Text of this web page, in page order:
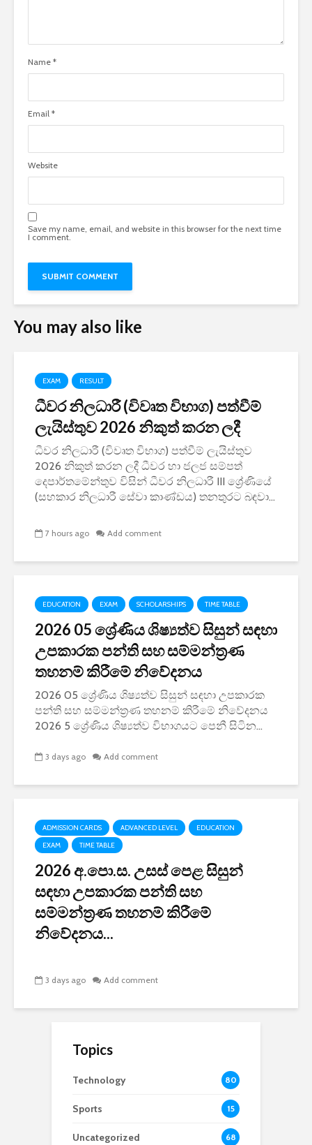
Name *
Email *
Website
Save my name, email, and website in this browser for the next time
I comment.
You may also like
EXAM RESULT
ධීවර නිලධාරී (විවෘත විභාග) පත්වීම්
ලැයිස්තුව 2026 නිකුත් කරන ලදී
ධීවර නිලධාරී (විවෘත විභාග) පත්වීම් ලැයිස්තුව
2026 නිකුත් කරන ලදී ධීවර හා ජලජ සම්පත්
දෙපාර්තමේන්තුව විසින් ධීවර නිලධාරී III ශ්‍රේණියේ
(සහකාර නිලධාරී සේවා කාණ්ඩය) තනතුරට බඳවා...
7 hours ago Add comment
EDUCATION EXAM SCHOLARSHIPS TIME TABLE
2026 05 ශ්‍රේණිය ශිෂ්‍යත්ව සිසුන් සඳහා
උපකාරක පන්ති සහ සම්මන්ත්‍රණ
තහනම් කිරීමේ නිවේදනය
2026 05 ශ්‍රේණිය ශිෂ්‍යත්ව සිසුන් සඳහා උපකාරක
පන්ති සහ සම්මන්ත්‍රණ තහනම් කිරීමේ නිවේදනය
2026 5 ශ්‍රේණිය ශිෂ්‍යත්ව විභාගයට පෙනී සිටින...
3 days ago Add comment
ADMISSION CARDS ADVANCED LEVEL
EDUCATION
EXAM
TIME TABLE
2026 අ.පො.ස. උසස් පෙළ සිසුන්
සඳහා උපකාරක පන්ති සහ
සම්මන්ත්‍රණ තහනම් කිරීමේ
නිවේදනය...
3 days ago Add comment
Topics
Technology 80
Sports 15
Uncategorized 68